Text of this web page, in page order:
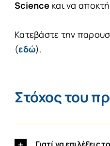
Science και να
Κατεβάστε την
(εδώ).
Στόχος του